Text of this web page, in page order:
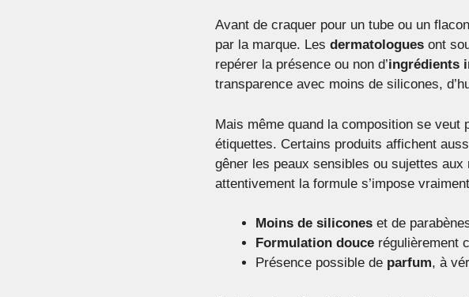
Avant de craquer pour un tube ou un
par la marque. Les dermatologues ont
repérer la présence ou non d’ingrédients
transparence avec moins de silicones,
Mais même quand la composition se veut
étiquettes. Certains produits affichent
gêner les peaux sensibles ou sujettes aux
attentivement la formule s’impose
Moins de silicones et de
Formulation douce régulièrement
Présence possible de parfum, à